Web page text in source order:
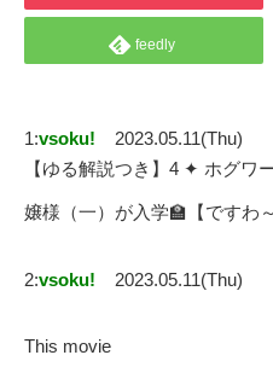
feedly
1:vsoku!
2023.05.11(Thu)
【ゆる解説つき】4 ✦ ホグワ
嬢様（一）が入学🏫【ですわ
2:vsoku! 2023.05.11(Thu)
This movie